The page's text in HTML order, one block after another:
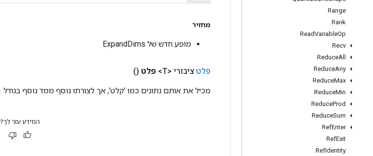
Range
Rank
ReadVariableOp
Recv
ReduceAll
ReduceAny
ReduceMax
ReduceMin
ReduceProd
ReduceSum
RefEnter
RefExit
RefIdentity
מחזיר
מופע חדש של ExpandDims
פלט ציבורי <T> פלט ()
מכיל את אותם נתונים כמו 'קלט', אך לצורתו נוסף ממד נוסף בגודל 1.
המידע עזר לך?